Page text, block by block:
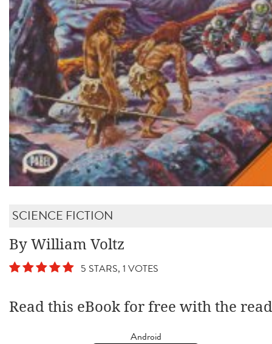
SCIENCE FICTION
By William Voltz
5 STARS, 1 VOTES
Read this eBook for free with the
Android